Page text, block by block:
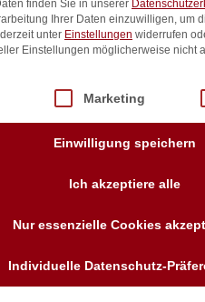
Rot,
Wir
für
finden Sie in unserer
Ihrer Daten einzuwilligen, um
unter Einstellungen widerrufen
Einstellungen möglicherweise nicht
Service-Gruppen, für die eine
Marketing
Einwilligung speichern
Ich akzeptiere alle
Nur essenzielle Cookies
Individuelle Datenschutz-